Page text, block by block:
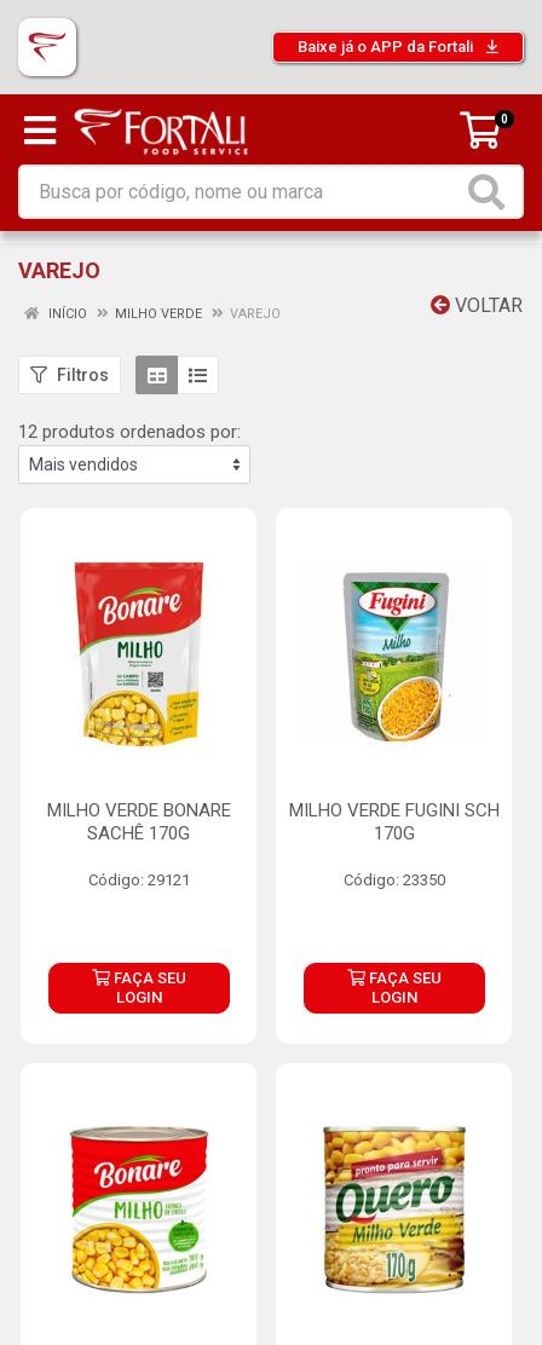
Baixe já o APP da Fortali
0
VAREJO
VOLTAR
INÍCIO MILHO VERDE VAREJO
Filtros
12 produtos ordenados por:
MILHO VERDE BONARE
SACHÊ 170G
Código: 29121
FAÇA SEU
LOGIN
MILHO VERDE FUGINI SCH
170G
Código: 23350
FAÇA SEU
LOGIN